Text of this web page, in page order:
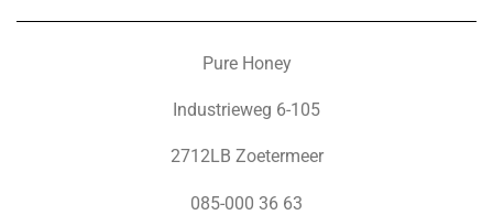
Pure Honey
Industrieweg 6-105
2712LB Zoetermeer
085-000 36 63